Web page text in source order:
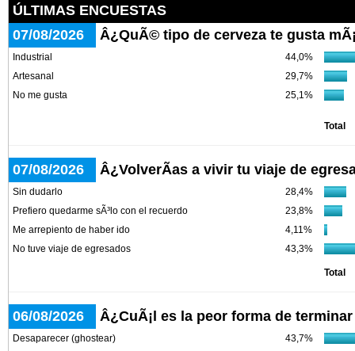
ÚLTIMAS ENCUESTAS
07/08/2026
Â¿QuÃ© tipo de cerveza te gusta
Industrial
44,0%
Artesanal
29,7%
No me gusta
25,1%
Total
07/08/2026 Â¿VolverÃ­as a vivir tu viaje de
Sin dudarlo
28,4%
Prefiero quedarme sÃ³lo con el recuerdo
23,8%
Me arrepiento de haber ido
4,11%
No tuve viaje de egresados
43,3%
Total
06/08/2026 Â¿CuÃ¡l es la peor forma de
Desaparecer (ghostear)
43,7%